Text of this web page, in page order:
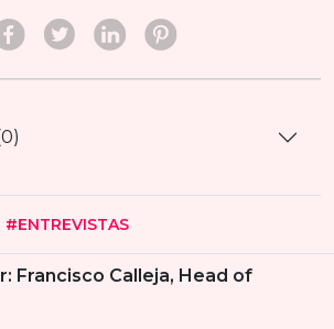
#ENTREVISTAS
Francisco Calleja, Head of